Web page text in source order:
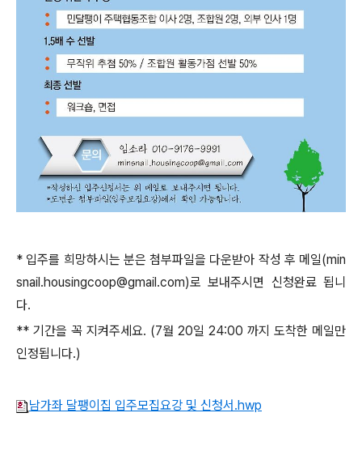
* 입주를 희망하시는 분은 첨부파일을 다운받아 작성 후 메일(min
snail.housingcoop@gmail.com)로 보내주시면 신청완료 됩니
다.
** 기간을 꼭 지켜주세요. (7월 20일 24:00 까지 도착한 메일만
인정됩니다.)
남가좌 달팽이집 입주모집요강 및 신청서.hwp